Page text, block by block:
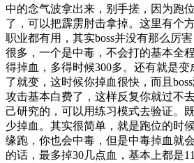
中的念气波拿出来，别手搓，因为跑
了，可以把霹雳肘击拿掉。这里有个
职业都有用，其实boss并没有那么厉
很多，一个是中毒，不会打的基本全
得掉血，多得时候300多。还有就是
了就变，这时候你掉血很快，而且
攻击基本白费了，这样反复你就过不
己研究的，可以用练习模式去验证。
少掉血。其实很简单，就是跑位的时
缘跑，你也会中毒，但是中毒掉血就
的话，最多掉30几点血，基本上都是